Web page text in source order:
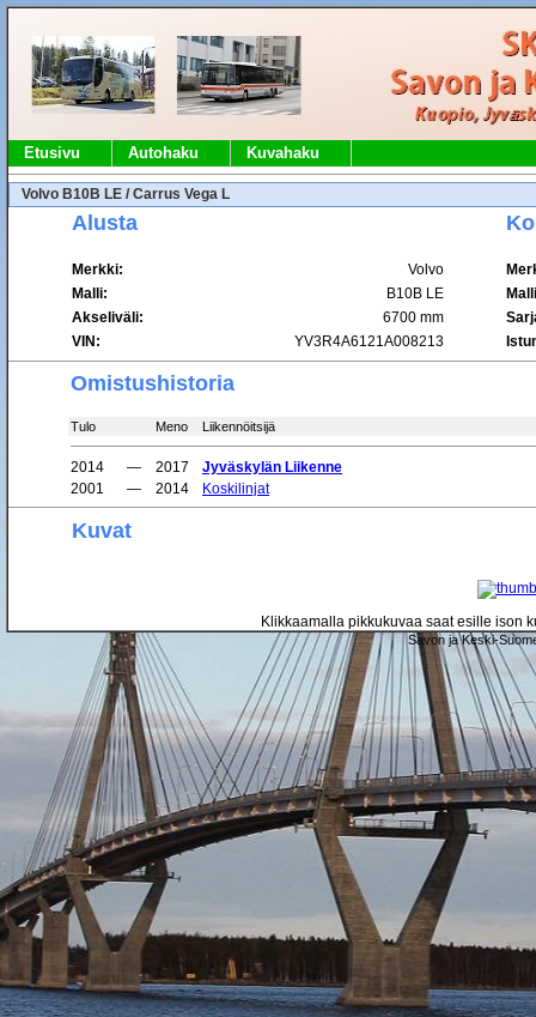
Etusivu Autohaku Kuvahaku
Volvo B10B LE / Carrus Vega L
Alusta
Merkki: Volvo
Malli:
B10B LE
Akseliväli:
6700 mm
VIN:
YV3R4A6121A008213
Omistushistoria
Tulo Meno Liikennöitsijä
2014 — 2017
Jyväskylän Liikenne
2001
— 2014 Koskilinjat
Kuvat
Klikkaamalla pikkukuvaa saat esille ison
Savon ja Keski-